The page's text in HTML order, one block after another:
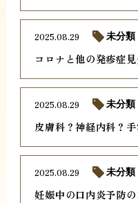
コロナと他の発疹症
2025.08.29 未分類
皮膚科？神経内科？
2025.08.29 未分類
妊娠中の口内炎予防
2025.08.29 未分類